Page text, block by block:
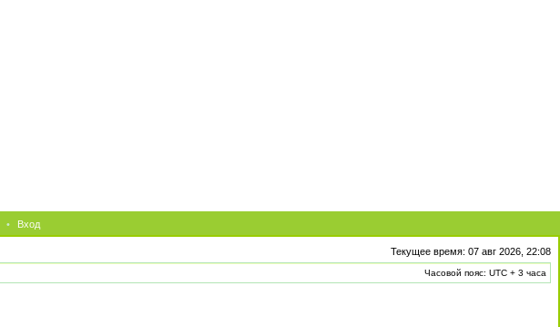
• Вход
Текущее время: 07 авг 2026, 22:08
Часовой пояс: UTC + 3 часа